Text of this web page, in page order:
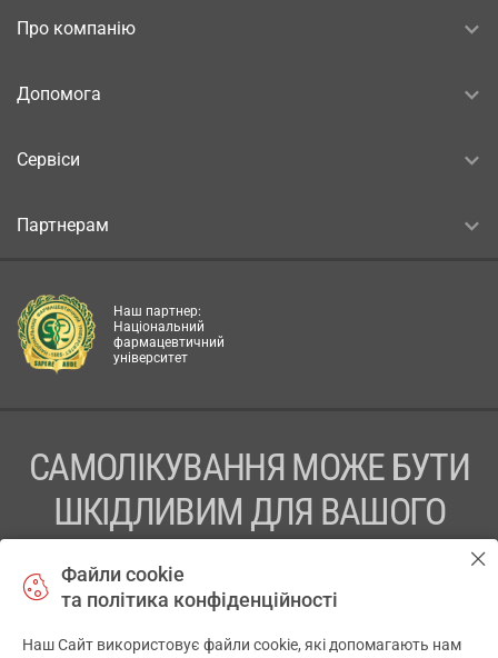
Про компанію
Допомога
Сервіси
Партнерам
Наш партнер:
Національний
фармацевтичний
університет
САМОЛІКУВАННЯ МОЖЕ БУТИ
ШКІДЛИВИМ ДЛЯ ВАШОГО
ПЕРЕД ЗАСТОСУВАННЯМ ПРЕПАРАТУ ПРОКОНСУЛЬТУЙТЕСЬ
Файли cookie
та політика конфіденційності
Наш Сайт використовує файли cookie, які допомагають нам